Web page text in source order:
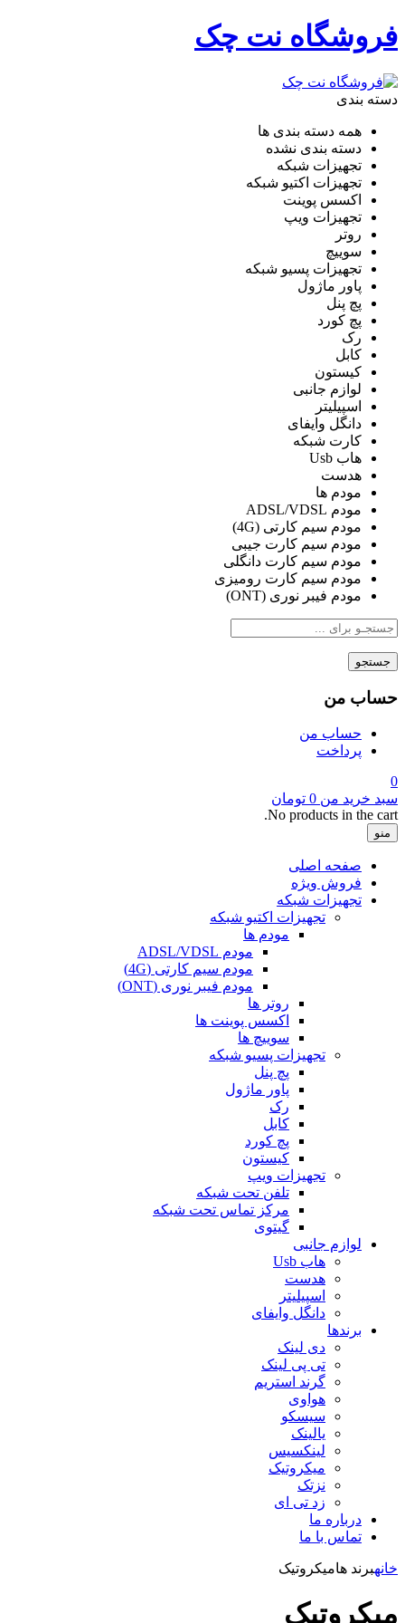
فروشگاه نت چک
دسته بندی
همه دسته بندی ها
دسته بندی نشده
تجهیزات شبکه
تجهیزات اکتیو شبکه
اکسس پوینت
تجهیزات ویپ
روتر
سوییچ
تجهیزات پسیو شبکه
پاور ماژول
پچ پنل
پچ کورد
رک
کابل
کیستون
لوازم جانبی
اسپیلیتر
دانگل وایفای
کارت شبکه
هاب Usb
هدست
مودم ها
مودم ADSL/VDSL
مودم سیم کارتی (4G)
مودم سیم کارت جیبی
مودم سیم کارت دانگلی
مودم سیم کارت رومیزی
مودم فیبر نوری (ONT)
جستجو
حساب من
حساب من
پرداخت
0
سبد خرید من 0 تومان
No products in the cart.
منو
صفحه اصلی
فروش ویژه
تجهیزات شبکه
تجهیزات اکتیو شبکه
مودم ها
مودم ADSL/VDSL
مودم سیم کارتی (4G)
مودم فیبر نوری (ONT)
روتر ها
اکسس پوینت ها
سوییچ ها
تجهیزات پسیو شبکه
پچ پنل
پاور ماژول
رک
کابل
پچ کورد
کیستون
تجهیزات ویپ
تلفن تحت شبکه
مرکز تماس تحت شبکه
گیتوی
لوازم جانبی
هاب Usb
هدست
اسپیلیتر
دانگل وایفای
برندها
دی لینک
تی پی لینک
گرند استریم
هواوی
سیسکو
یالینک
لینکسیس
میکروتیک
نزتک
زد تی ای
درباره ما
تماس با ما
خانهبرند هامیکروتیک
میکروتیک